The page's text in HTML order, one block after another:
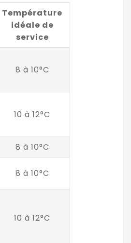
Température
idéale de
service
8 à 10°C
10 à 12°C
8 à 10°C
8 à 10°C
10 à 12°C